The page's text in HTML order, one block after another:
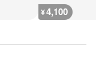
¥4,100